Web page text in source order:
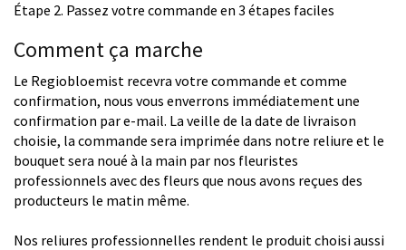
Étape 2. Passez votre commande en 3 étapes faciles
Comment ça marche
Le Regiobloemist recevra votre commande et comme
confirmation, nous vous enverrons immédiatement une
confirmation par e-mail. La veille de la date de livraison
choisie, la commande sera imprimée dans notre reliure et le
bouquet sera noué à la main par nos fleuristes
professionnels avec des fleurs que nous avons reçues des
producteurs le matin même.
Nos reliures professionnelles rendent le produit choisi aussi